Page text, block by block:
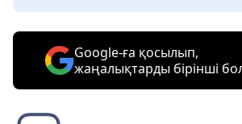
Google-ға қосылып,
жаңалықтарды бірінші